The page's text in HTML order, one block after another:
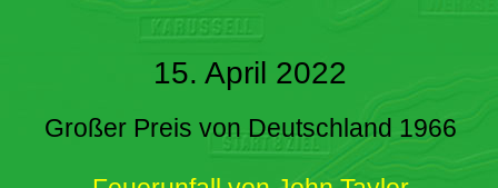
15. April 2022
Großer Preis von Deutschland 1966